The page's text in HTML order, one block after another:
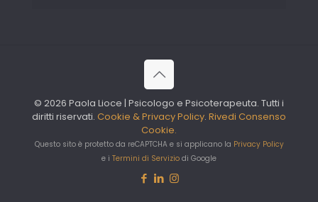
© 2026 Paola Lioce | Psicologo e Psicoterapeuta. Tutti i
diritti riservati. Cookie & Privacy Policy. Rivedi Consenso
Cookie.
Questo sito è protetto da reCAPTCHA e si applicano la Privacy Policy
e i Termini di Servizio di Google